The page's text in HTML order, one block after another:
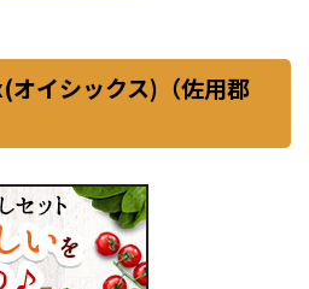
オイシックス)（佐用郡